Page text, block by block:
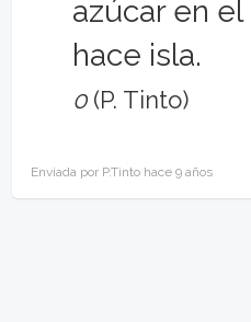
azúcar en
hace isla.
0(P. Tinto)
Enviada por P.Tinto hace 9 años